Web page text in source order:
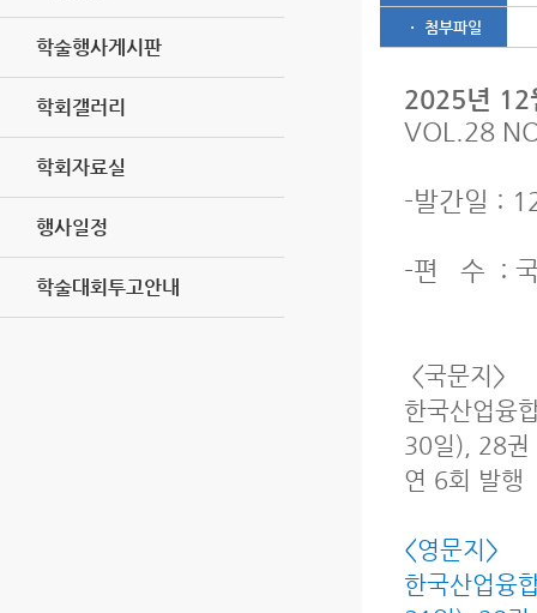
학술행사게시판
학회갤러리
학회자료실
행사일정
학술대회투고안내
ㆍ 첨부파일
2025년 12
VOL.28
-발간일 :
-편 수 : 국
<국문지>
한국산업융
30일), 28
연 6회 발행
<영문지>
한국산업융